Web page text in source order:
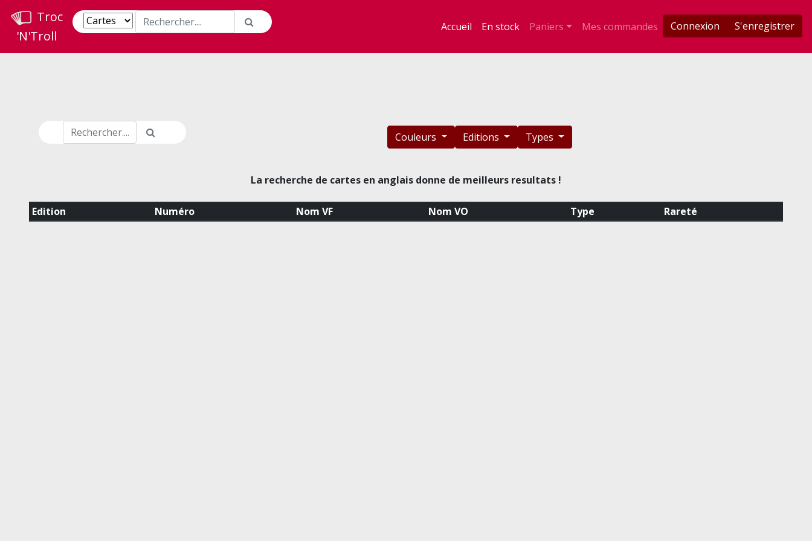
Troc
'N'Troll
Accueil En stock Paniers Mes commandes Connexion S'enregistrer
Couleurs Editions Types
La recherche de cartes en anglais donne de meilleurs resultats !
Edition Numéro Nom VF Nom VO Type Rareté